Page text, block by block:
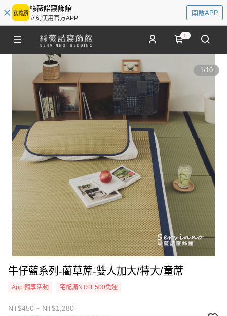
絲薇諾寢飾館
立刻使用官方APP
開啟APP
0
1/10
牛仔藍系列-藺草蓆-雙人加大/特大/童蓆
App 獨享活動 宅配滿NT$1,500免運
NT$450 ~ NT$1,280